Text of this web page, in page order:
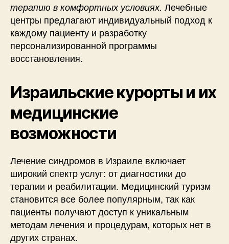
терапию в комфортных условиях. Лечебные
центры предлагают индивидуальный подход к
каждому пациенту и разработку
персонализированной программы
восстановления.
Израильские курорты и их
медицинские
возможности
Лечение синдромов в Израиле включает
широкий спектр услуг: от диагностики до
терапии и реабилитации. Медицинский туризм
становится все более популярным, так как
пациенты получают доступ к уникальным
методам лечения и процедурам, которых нет в
других странах.